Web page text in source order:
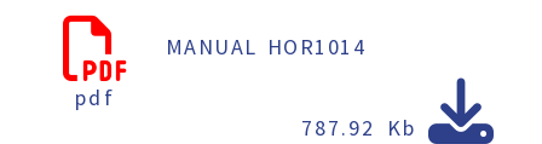
pdf
MANUAL HOR1014
787.92 Kb